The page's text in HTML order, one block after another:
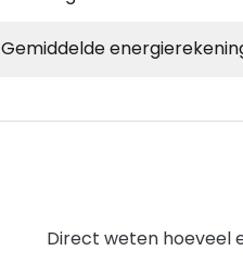
Gemiddelde
Direct weten hoeveel